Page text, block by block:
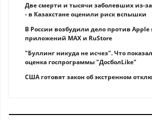
Две смерти и тысячи заболевших из-
- в Казахстане оценили риск вспышки
В России возбудили дело против Apple
приложений MAX и RuStore
"Буллинг никуда не исчез". Что
оценка госпрограммы "ДосболLike"
США готовят закон об экстренном